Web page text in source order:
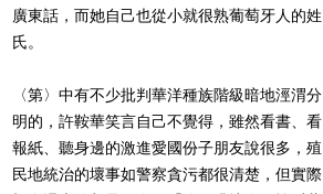
廣東話，而她自己也從小就很熟葡萄牙人的姓
氏。
〈第〉中有不少批判華洋種族階級暗地涇渭分
明的，許鞍華笑言自己不覺得，雖然看書、看
報紙、聽身邊的激進愛國份子朋友說很多，殖
民地統治的壞事如警察貪污都很清楚，但實際